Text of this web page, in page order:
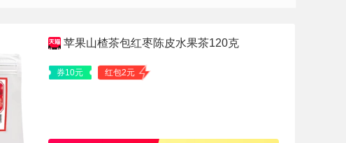
苹果山楂茶包红枣陈皮水果茶120克
券10元 红包2元